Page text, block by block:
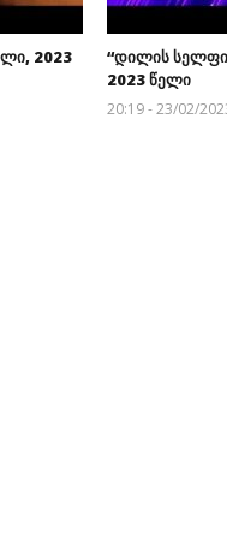
2023
“დილის
2023 წელი
20:19 - 23/02/